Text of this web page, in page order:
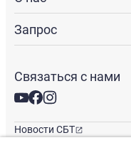
Запрос
Связаться с нами
Новости СБТ